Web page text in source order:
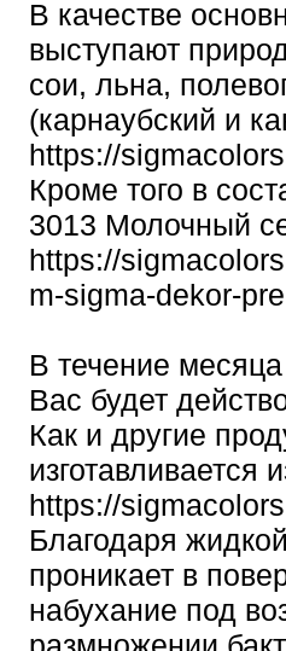
В качестве
выступают
сои, льна,
(карнаубский и
https://
Кроме того в
3013 Молочный
https://
m-sigma-dekor-
В течение
Вас будет
Как и другие
изготавливается
https://
Благодаря
проникает в
набухание под